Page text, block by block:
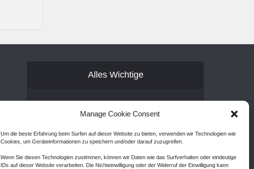
Manage Cookie Consent
Um die beste Erfahrung beim Surfen auf dieser Website zu bieten, verwenden wir Technologien wie
Cookies, um Geräteinformationen zu speichern und/oder darauf zuzugreifen.
Wenn Sie diesen Technologien zustimmen, können wir Daten wie das Surfverhalten oder eindeutige
IDs auf dieser Website verarbeiten. Die Nichteinwilligung oder der Widerruf der Einwilligung kann
Alles Wichtige
AGB